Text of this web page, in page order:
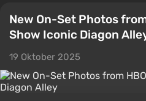
New On-Set Photos
Show Iconic Diagon
19 Oktober 2025